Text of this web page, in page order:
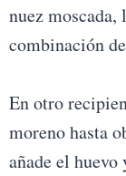
nuez
combinación
En otro
moreno hasta
añade el huevo